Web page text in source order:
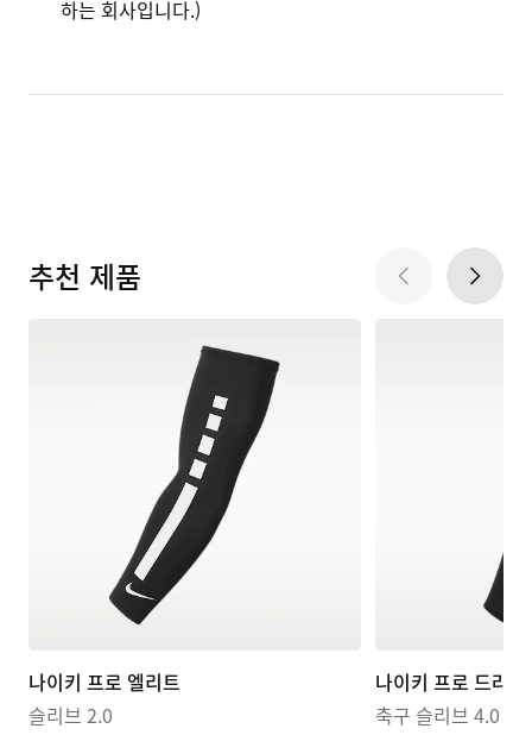
하는 회사입니다.)
추천 제품
나이키 프로 엘리트
슬리브 2.0
나이키 프로 드라
축구 슬리브 4.0